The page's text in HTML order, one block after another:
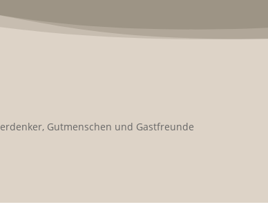
Gutmenschen und Gastfreunde